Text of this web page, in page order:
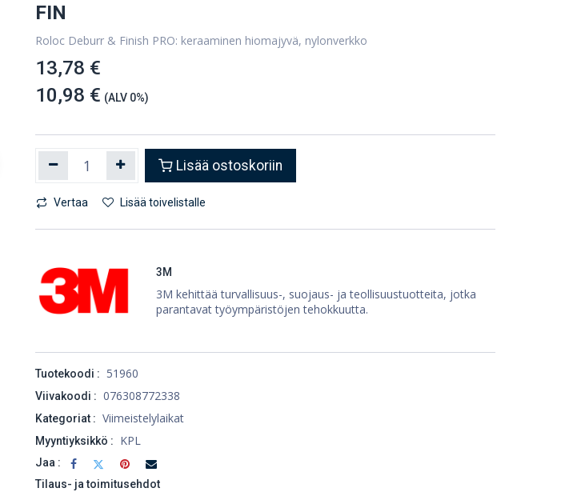
FIN
Roloc Deburr & Finish PRO: keraaminen hiomajyvä, nylonverkko
13,78 €
10,98 € (ALV 0%)
Lisää ostoskoriin
Vertaa Lisää toivelistalle
3M
3M kehittää turvallisuus-, suojaus- ja teollisuustuotteita, jotka
parantavat työympäristöjen tehokkuutta.
Tuotekoodi : 51960
Viivakoodi : 076308772338
Kategoriat : Viimeistelylaikat
Myyntiyksikkö : KPL
Jaa :
Tilaus- ja toimitusehdot